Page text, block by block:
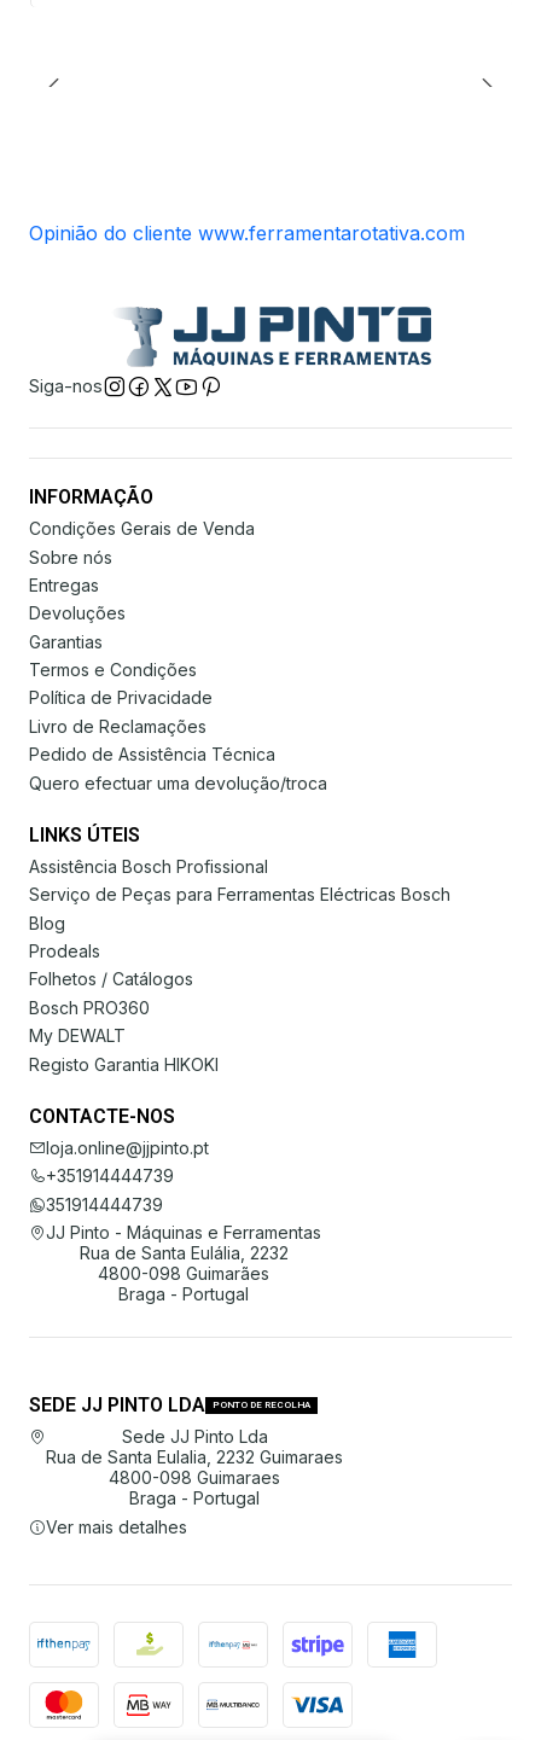
Opinião do cliente www.ferramentarotativa.com
Siga-nos
INFORMAÇÃO
Condições Gerais de Venda
Sobre nós
Entregas
Devoluções
Garantias
Termos e Condições
Política de Privacidade
Livro de Reclamações
Pedido de Assistência Técnica
Quero efectuar uma devolução/troca
LINKS ÚTEIS
Assistência Bosch Profissional
Serviço de Peças para Ferramentas Eléctricas Bosch
Blog
Prodeals
Folhetos / Catálogos
Bosch PRO360
My DEWALT
Registo Garantia HIKOKI
CONTACTE-NOS
loja.online@jjpinto.pt
+351914444739
351914444739
JJ Pinto - Máquinas e Ferramentas
Rua de Santa Eulália, 2232
4800-098 Guimarães
Braga - Portugal
SEDE JJ PINTO LDA PONTO DE RECOLHA
Sede JJ Pinto Lda
Rua de Santa Eulalia, 2232 Guimaraes
4800-098 Guimaraes
Braga - Portugal
Ver mais detalhes